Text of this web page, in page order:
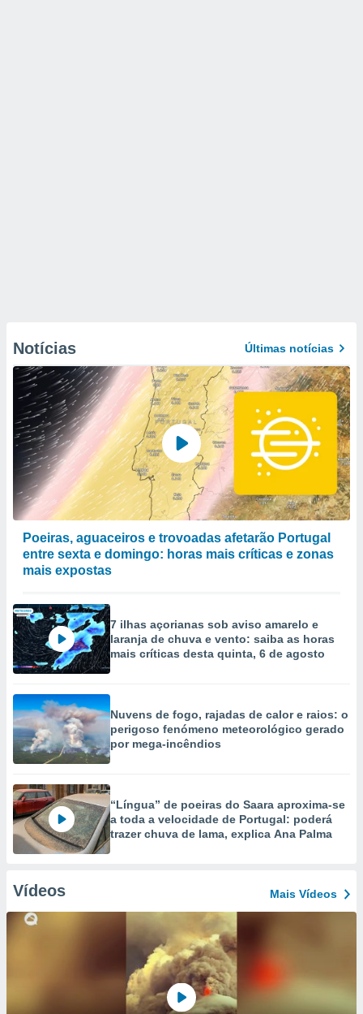
Notícias Últimas notícias
Poeiras, aguaceiros e trovoadas afetarão Portugal
entre sexta e domingo: horas mais críticas e zonas
mais expostas
7 ilhas açorianas sob aviso amarelo e
laranja de chuva e vento: saiba as horas
mais críticas desta quinta, 6 de agosto
Nuvens de fogo, rajadas de calor e raios: o
perigoso fenómeno meteorológico gerado
por mega-incêndios
“Língua” de poeiras do Saara aproxima-se
a toda a velocidade de Portugal: poderá
trazer chuva de lama, explica Ana Palma
Vídeos Mais Vídeos